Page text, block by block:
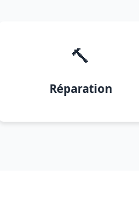
🔨
Réparation